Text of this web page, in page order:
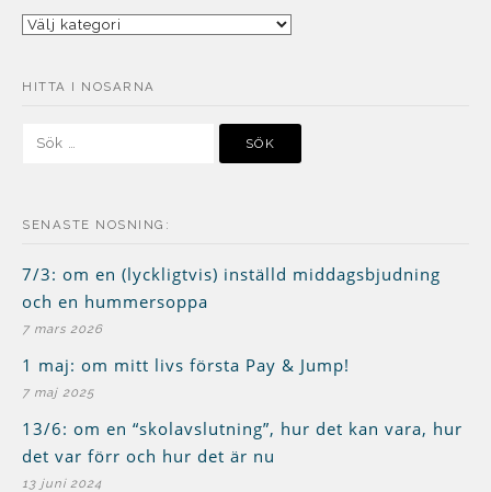
Kategorier
HITTA I NOSARNA
SENASTE NOSNING:
7/3: om en (lyckligtvis) inställd middagsbjudning
och en hummersoppa
7 mars 2026
1 maj: om mitt livs första Pay & Jump!
7 maj 2025
13/6: om en “skolavslutning”, hur det kan vara, hur
det var förr och hur det är nu
13 juni 2024